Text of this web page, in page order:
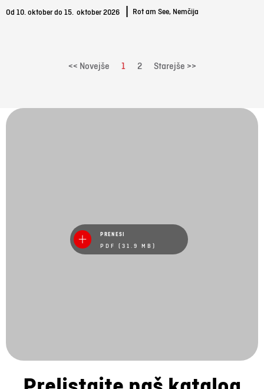
Od 10. oktober do 15. oktober 2026 Rot am See, Nemčija
<< Novejše 1 2 Starejše >>
PRENESI
PDF (31.9 MB)